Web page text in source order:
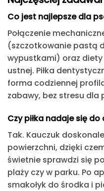
Co jest najlepsze dla
Połączenie
(szczotkowanie pastą
wypustkami) oraz
ustnej. Piłka
forma codziennej
zabawy, bez stresu dla
Czy piłka nadaje się
Tak. Kauczuk
powierzchni, dzięki
świetnie sprawdzi się
plaży czy w parku. Po
smakołyk do środka i